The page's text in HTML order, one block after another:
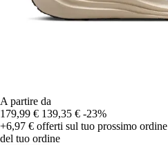
A partire da
179,99 € 139,35 € -23%
+6,97 € offerti sul tuo prossimo ordine
del tuo ordine